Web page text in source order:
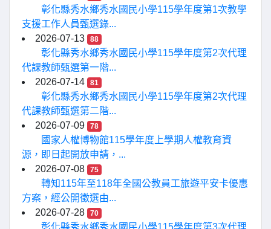
彰化縣秀水鄉秀水國民小學115學年度第1次教學
支援工作人員甄選錄...
2026-07-13
88
彰化縣秀水鄉秀水國民小學115學年度第2次代理
代課教師甄選第一階...
2026-07-14
81
彰化縣秀水鄉秀水國民小學115學年度第2次代理
代課教師甄選第二階...
2026-07-09
78
國家人權博物館115學年度上學期人權教育資
源，即日起開放申請，...
2026-07-08
75
轉知115年至118年全國公教員工旅遊平安卡優惠
方案，經公開徵選由...
2026-07-28
70
彰化縣秀水鄉秀水國民小學115學年度第3次代理